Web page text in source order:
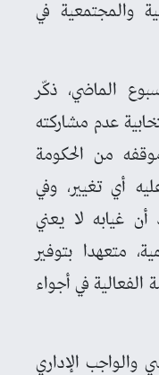
والمجتمعية في
الماضي، ذكّر
عدم مشاركته
من الحكومة
أي تغيير، وفي
غيابه لا يعني
متعهدا بتوفير
الفعالية في أجواء
والواجب الإداري